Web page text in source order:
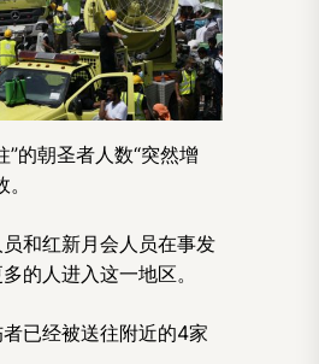
的朝圣者人数“突然增
和红新月会人员在事发
的人进入这一地区。
已经被送往附近的4家